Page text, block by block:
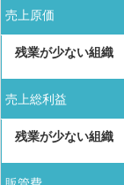
売上原価
売上総利益